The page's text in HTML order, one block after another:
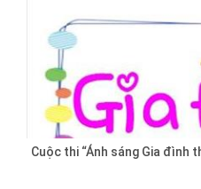
Cuộc thi “Ánh sáng Gia đình